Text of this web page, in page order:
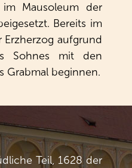
Mausoleum der
Bereits im
Erzherzog aufgrund
Sohnes mit den
Grabmal beginnen.
Teil, 1628 der